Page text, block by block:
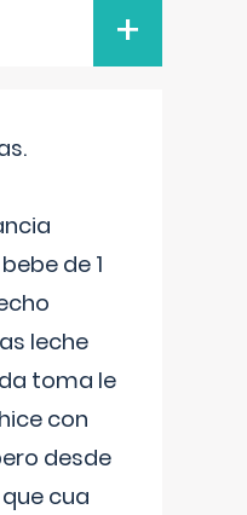
+
de 1
leche
toma le
con
desde
cua